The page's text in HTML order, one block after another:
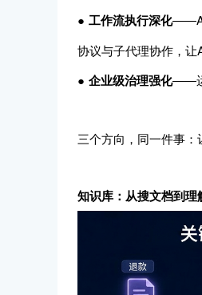
● 工作流执行深化
协议与子代理协作，让
● 企业级治理强化——运
三个方向，同一件事：
知识库：从搜文档到理